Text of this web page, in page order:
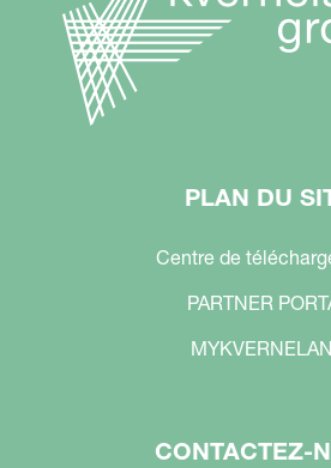
PLAN DU
Centre de
PARTNER
CONTACTEZ-